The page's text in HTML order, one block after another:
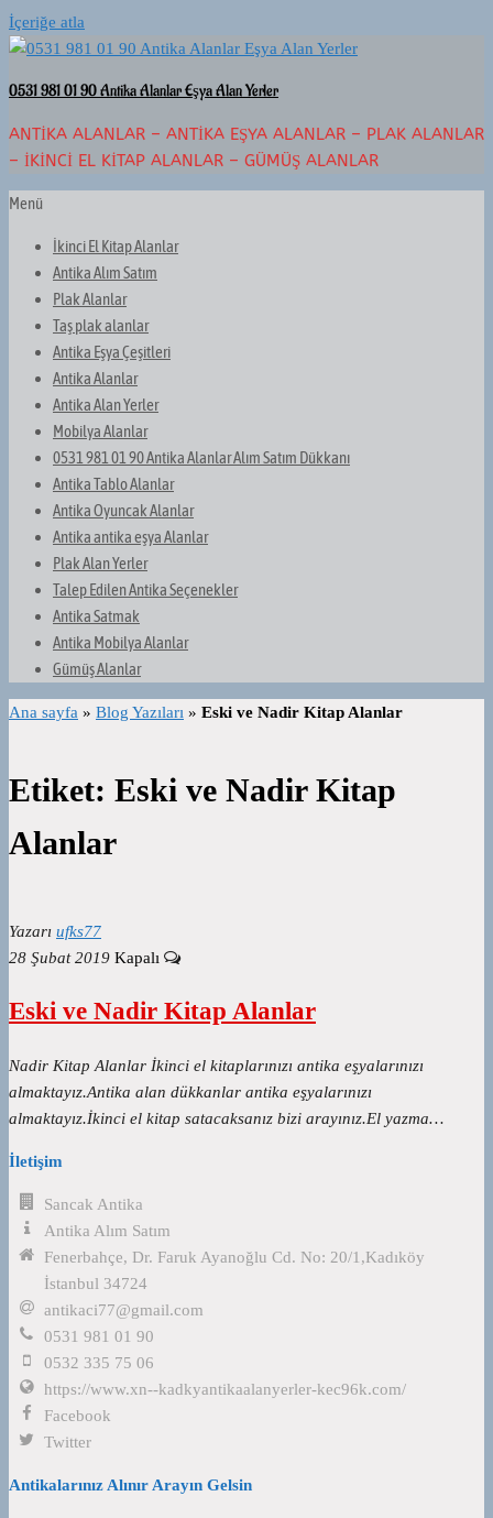
İçeriğe atla
0531 981 01 90 Antika Alanlar Eşya Alan Yerler
ANTIKA ALANLAR – ANTIKA EŞYA ALANLAR – PLAK ALANLAR
– İKINCI EL KITAP ALANLAR – GÜMÜŞ ALANLAR
Menü
İkinci El Kitap Alanlar
Antika Alım Satım
Plak Alanlar
Taş plak alanlar
Antika Eşya Çeşitleri
Antika Alanlar
Antika Alan Yerler
Mobilya Alanlar
0531 981 01 90 Antika Alanlar Alım Satım Dükkanı
Antika Tablo Alanlar
Antika Oyuncak Alanlar
Antika antika eşya Alanlar
Plak Alan Yerler
Talep Edilen Antika Seçenekler
Antika Satmak
Antika Mobilya Alanlar
Gümüş Alanlar
Ana sayfa » Blog Yazıları » Eski ve Nadir Kitap Alanlar
Etiket: Eski ve Nadir Kitap
Alanlar
Yazarı ufks77
28 Şubat 2019 Kapalı
Eski ve Nadir Kitap Alanlar
Nadir Kitap Alanlar İkinci el kitaplarınızı antika eşyalarınızı
almaktayız.Antika alan dükkanlar antika eşyalarınızı
almaktayız.İkinci el kitap satacaksanız bizi arayınız.El yazma…
İletişim
Sancak Antika
Antika Alım Satım
Fenerbahçe, Dr. Faruk Ayanoğlu Cd. No: 20/1,Kadıköy
İstanbul 34724
antikaci77@gmail.com
0531 981 01 90
0532 335 75 06
https://www.xn--kadkyantikaalanyerler-kec96k.com/
Facebook
Twitter
Antikalarınız Alınır Arayın Gelsin